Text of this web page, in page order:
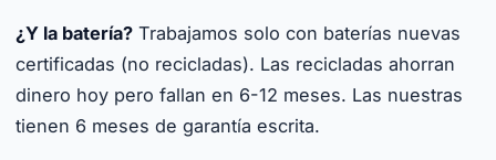
¿Y la batería? Trabajamos solo con baterías nuevas
certificadas (no recicladas). Las recicladas ahorran
dinero hoy pero fallan en 6-12 meses. Las nuestras
tienen 6 meses de garantía escrita.